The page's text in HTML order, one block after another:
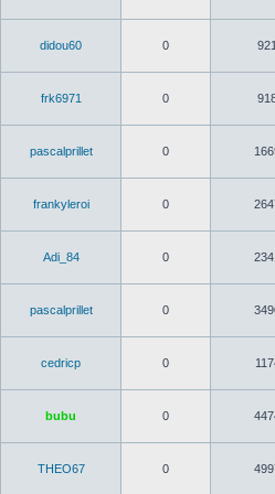
didou60 0 921
frk6971 0
pascalprillet 0
frankyleroi 0
Adi_84 0
pascalprillet 0
cedricp 0
bubu 0
THEO67 0